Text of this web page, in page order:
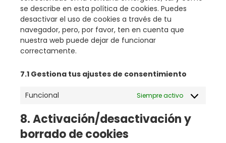
se describe en esta política de cookies. Puedes
desactivar el uso de cookies a través de tu
navegador, pero, por favor, ten en cuenta que
nuestra web puede dejar de funcionar
correctamente.
7.1 Gestiona tus ajustes de consentimiento
Funcional Siempre activo
8. Activación/desactivación y
borrado de cookies